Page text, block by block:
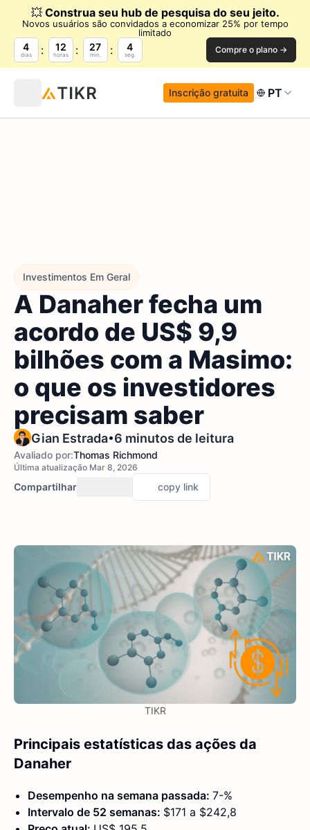
💥 Construa seu hub de pesquisa do seu jeito.
Novos usuários são convidados a economizar 25% por tempo
limitado
4
dias
12
horas
27
min.
3
seg. Compre o plano →
Inscrição gratuita PT
Investimentos Em Geral
A Danaher fecha um
acordo de US$ 9,9
bilhões com a Masimo:
o que os investidores
precisam saber
Gian Estrada•6 minutos de leitura
Avaliado por:Thomas Richmond
Última atualização Mar 8, 2026
Compartilhar copy link
TIKR
Principais estatísticas das ações da
Danaher
Desempenho na semana passada: 7-%
Intervalo de 52 semanas: $171 a $242,8